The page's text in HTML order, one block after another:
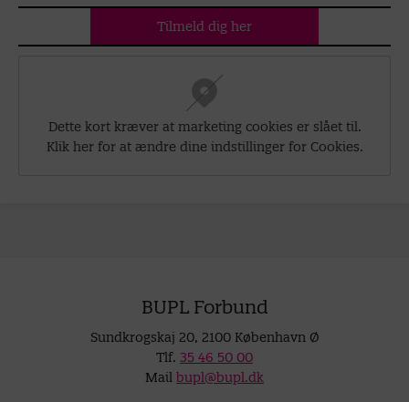
Tilmeld dig her
Dette kort kræver at marketing cookies er slået til.
Klik her for at ændre dine indstillinger for Cookies.
BUPL Forbund
Sundkrogskaj 20, 2100 København Ø
Tlf. 35 46 50 00
Mail bupl@bupl.dk